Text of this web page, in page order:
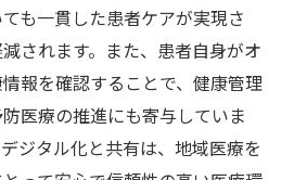
も一貫した患者ケアが実現さ
されます。また、患者自身がオ
報を確認することで、健康管理
医療の推進にも寄与していま
ジタル化と共有は、地域医療を